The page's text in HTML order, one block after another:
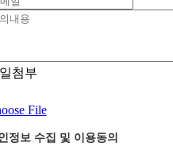
첨부
File
정보 수집 및 이용동의